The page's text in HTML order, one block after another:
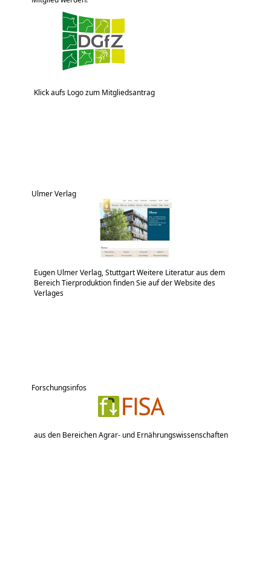
Klick aufs Logo zum Mitgliedsantrag
Ulmer Verlag
Eugen Ulmer Verlag, Stuttgart Weitere Literatur aus dem
Bereich Tierproduktion finden Sie auf der Website des
Verlages
Forschungsinfos
aus den Bereichen Agrar- und Ernährungswissenschaften